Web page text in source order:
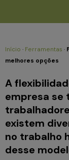
Início · Ferramentas ·
melhores opções
A
empresa se
existem
no trabalho
desse